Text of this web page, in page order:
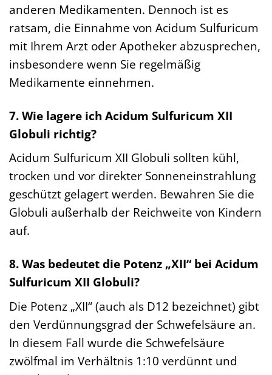
anderen Medikamenten. Dennoch ist es
ratsam, die Einnahme von Acidum Sulfuricum
mit Ihrem Arzt oder Apotheker abzusprechen,
insbesondere wenn Sie regelmäßig
Medikamente einnehmen.
7. Wie lagere ich Acidum Sulfuricum XII
Globuli richtig?
Acidum Sulfuricum XII Globuli sollten kühl,
trocken und vor direkter Sonneneinstrahlung
geschützt gelagert werden. Bewahren Sie die
Globuli außerhalb der Reichweite von Kindern
auf.
8. Was bedeutet die Potenz „XII“ bei Acidum
Sulfuricum XII Globuli?
Die Potenz „XII“ (auch als D12 bezeichnet) gibt
den Verdünnungsgrad der Schwefelsäure an.
In diesem Fall wurde die Schwefelsäure
zwölfmal im Verhältnis 1:10 verdünnt und